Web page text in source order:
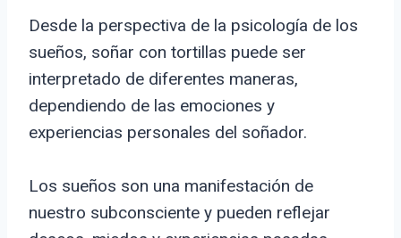
Desde la perspectiva de la psicología de los
sueños, soñar con tortillas puede ser
interpretado de diferentes maneras,
dependiendo de las emociones y
experiencias personales del soñador.
Los sueños son una manifestación de
nuestro subconsciente y pueden reflejar